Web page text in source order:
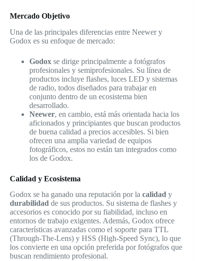
Mercado Objetivo
Una de las principales diferencias entre Neewer y
Godox es su enfoque de mercado:
Godox se dirige principalmente a fotógrafos
profesionales y semiprofesionales. Su línea de
productos incluye flashes, luces LED y sistemas
de radio, todos diseñados para trabajar en
conjunto dentro de un ecosistema bien
desarrollado.
Neewer, en cambio, está más orientada hacia los
aficionados y principiantes que buscan productos
de buena calidad a precios accesibles. Si bien
ofrecen una amplia variedad de equipos
fotográficos, estos no están tan integrados como
los de Godox.
Calidad y Ecosistema
Godox se ha ganado una reputación por la calidad y
durabilidad de sus productos. Su sistema de flashes y
accesorios es conocido por su fiabilidad, incluso en
entornos de trabajo exigentes. Además, Godox ofrece
características avanzadas como el soporte para TTL
(Through-The-Lens) y HSS (High-Speed Sync), lo que
los convierte en una opción preferida por fotógrafos que
buscan rendimiento profesional.